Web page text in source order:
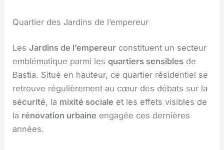
Quartier des Jardins de l’empereur
LesJardins de l’empereur constituent un secteur
emblématique parmi lesquartiers sensibles de
Bastia. Situé en hauteur, ce quartier résidentiel se
retrouve régulièrement au cœur des débats sur la
sécurité, la mixité sociale et les effets visibles de
la rénovation urbaine engagée ces dernières
années.